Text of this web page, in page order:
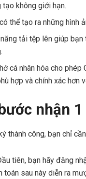
tạo không giới hạn.
thể tạo ra những hình
tải tệp lên giúp
cá nhân hóa cho
hợp và chính xác hơn
nhận
thành công, bạn chỉ
tiên, bạn hãy đăng
toán sau này diễn ra